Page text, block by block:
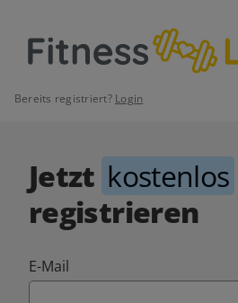
Bereits registriert? Login
Jetzt kostenlos
registrieren
E-Mail